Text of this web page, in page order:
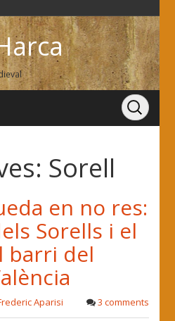
Sorell
en no res:
Sorells i el
barri del
Aparisi 3 comments